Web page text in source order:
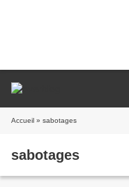
Accueil » sabotages
sabotages